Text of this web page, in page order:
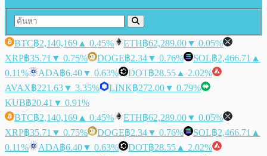
BTC฿2,140,169 ▲ 0.45% ETH฿62,289.00▼ 0.05%
XRP฿35.71 ▼ 0.75% DOGE฿2.34▼ 0.76% SOL฿2,466.71 ▲
0.11%
ADA฿6.40▼ 0.63% DOT฿28.55 ▲ 2.02%
AVAX฿221.63▼ 3.35% LINK฿272.00▼ 0.79%
KUB฿20.41 ▼ 0.91%
BTC฿2,140,169 ▲ 0.45% ETH฿62,289.00▼ 0.05%
XRP฿35.71 ▼ 0.75% DOGE฿2.34▼ 0.76% SOL฿2,466.71 ▲
0.11%
ADA฿6.40▼ 0.63% DOT฿28.55 ▲ 2.02%